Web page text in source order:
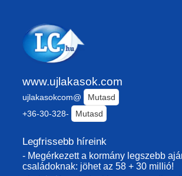
www.ujlakasok.com
ujlakasokcom@
Mutasd
+36-30-328-
Mutasd
Legfrissebb híreink
- Megérkezett a kormány legszebb
családoknak: jöhet az 58 + 30 millió!